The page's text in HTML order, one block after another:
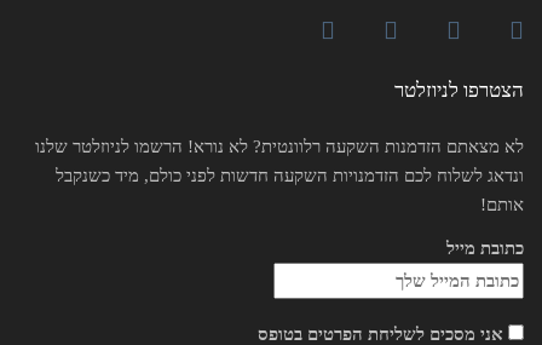
הצטרפו לניוזלטר
לא מצאתם הזדמנות השקעה רלוונטית? לא נורא! הרשמו לניוזלטר שלנו
ונדאג לשלוח לכם הזדמנויות השקעה חדשות לפני כולם, מיד כשנקבל
אותם!
כתובת מייל
אני מסכים לשליחת הפרטים בטופס